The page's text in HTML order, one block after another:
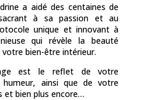
a aidé des centaines de
à sa passion et au
unique et innovant à
qui révèle la beauté
bien-être intérieur.
est le reflet de votre
ainsi que de votre
et bien plus encore…